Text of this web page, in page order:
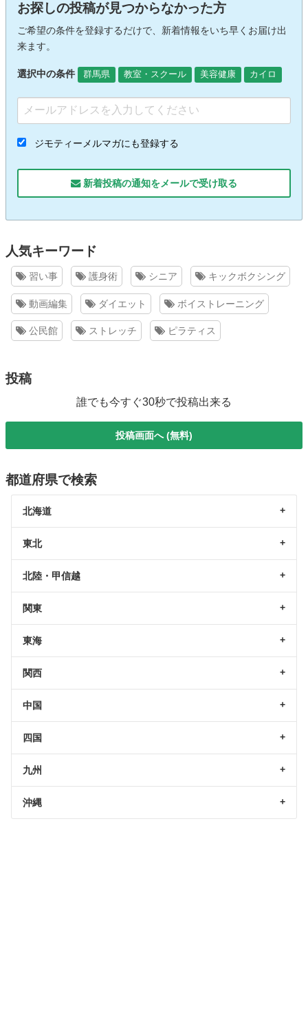
お探しの投稿が見つからなかった方
ご希望の条件を登録するだけで、新着情報をいち早くお届け出
来ます。
選択中の条件 群馬県 教室・スクール 美容健康 カイロ
ジモティーメルマガにも登録する
新着投稿の通知をメールで受け取る
人気キーワード
習い事 護身術 シニア キックボクシング
動画編集 ダイエット ボイストレーニング
公民館 ストレッチ ピラティス
投稿
誰でも今すぐ30秒で投稿出来る
投稿画面へ (無料)
都道府県で検索
北海道
東北
北陸・甲信越
関東
東海
関西
中国
四国
九州
沖縄